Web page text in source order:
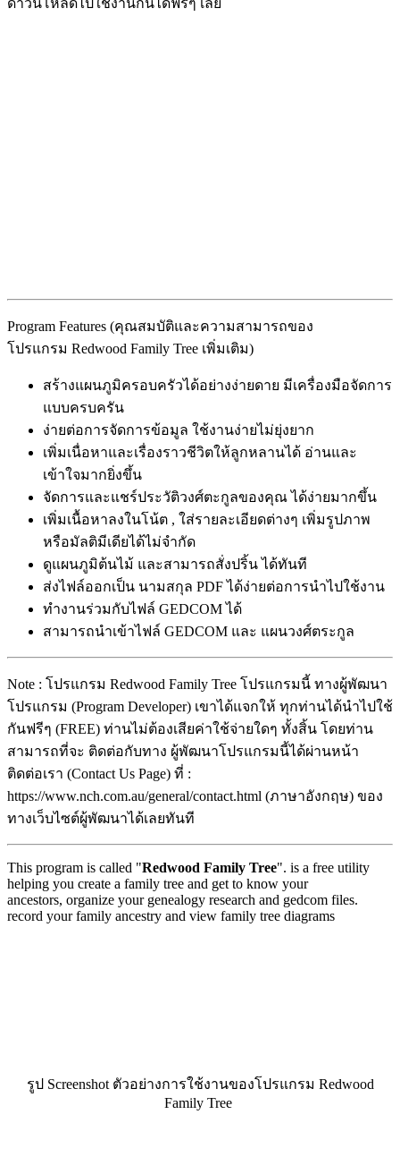
ดาวน์โหลดไปใช้งานกันได้ฟรีๆ เลย
Program Features (คุณสมบัติและความสามารถของ
โปรแกรม Redwood Family Tree เพิ่มเติม)
สร้างแผนภูมิครอบครัวได้อย่างง่ายดาย มีเครื่องมือจัดการ
แบบครบครัน
ง่ายต่อการจัดการข้อมูล ใช้งานง่ายไม่ยุ่งยาก
เพิ่มเนื่อหาและเรื่องราวชีวิตให้ลูกหลานได้ อ่านและ
เข้าใจมากยิ่งขึ้น
จัดการและแชร์ประวัติวงศ์ตะกูลของคุณ ได้ง่ายมากขึ้น
เพิ่มเนื้อหาลงในโน้ต , ใส่รายละเอียดต่างๆ เพิ่มรูปภาพ
หรือมัลติมีเดียได้ไม่จำกัด
ดูแผนภูมิต้นไม้ และสามารถสั่งปริ้น ได้ทันที
ส่งไฟล์ออกเป็น นามสกุล PDF ได้ง่ายต่อการนำไปใช้งาน
ทำงานร่วมกับไฟล์ GEDCOM ได้
สามารถนำเข้าไฟล์ GEDCOM และ แผนวงศ์ตระกูล
Note : โปรแกรม Redwood Family Tree โปรแกรมนี้ ทางผู้พัฒนา
โปรแกรม (Program Developer) เขาได้แจกให้ ทุกท่านได้นำไปใช้
กันฟรีๆ (FREE) ท่านไม่ต้องเสียค่าใช้จ่ายใดๆ ทั้งสิ้น โดยท่าน
สามารถที่จะ ติดต่อกับทาง ผู้พัฒนาโปรแกรมนี้ได้ผ่านหน้า
ติดต่อเรา (Contact Us Page) ที่ :
https://www.nch.com.au/general/contact.html (ภาษาอังกฤษ) ของ
ทางเว็บไซต์ผู้พัฒนาได้เลยทันที
This program is called "Redwood Family Tree". is a free utility
helping you create a family tree and get to know your
ancestors, organize your genealogy research and gedcom files.
record your family ancestry and view family tree diagrams
รูป Screenshot ตัวอย่างการใช้งานของโปรแกรม Redwood
Family Tree